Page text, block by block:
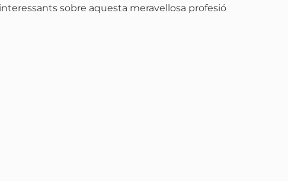
sobre aquesta meravellosa profesió